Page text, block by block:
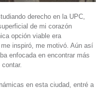
derecho en la UPC,
de mi corazón
opción viable era
inspiró, me motivó. Aún así
enfocada en encontrar más
en esta ciudad, entré a